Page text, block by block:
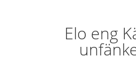
Elo eng